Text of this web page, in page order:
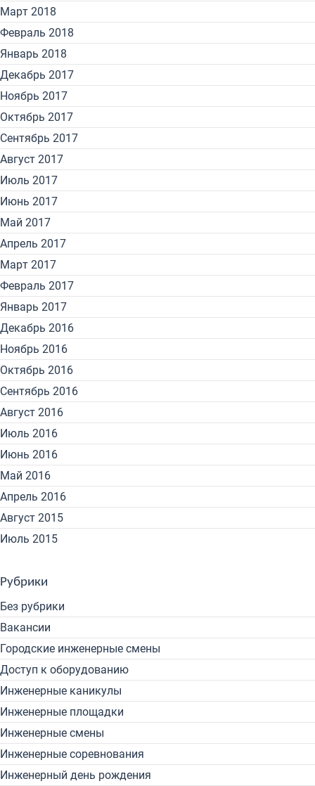
Март 2018
Февраль 2018
Январь 2018
Декабрь 2017
Ноябрь 2017
Октябрь 2017
Сентябрь 2017
Август 2017
Июль 2017
Июнь 2017
Май 2017
Апрель 2017
Март 2017
Февраль 2017
Январь 2017
Декабрь 2016
Ноябрь 2016
Октябрь 2016
Сентябрь 2016
Август 2016
Июль 2016
Июнь 2016
Май 2016
Апрель 2016
Август 2015
Июль 2015
Рубрики
Без рубрики
Вакансии
Городские инженерные смены
Доступ к оборудованию
Инженерные каникулы
Инженерные площадки
Инженерные смены
Инженерные соревнования
Инженерный день рождения